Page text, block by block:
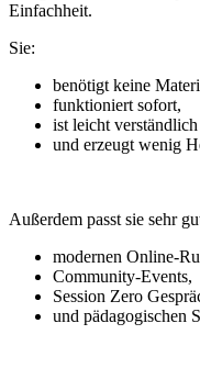
Einfachheit.
Sie:
benötigt keine
funktioniert sofort,
ist leicht verständlich
und erzeugt wenig
Außerdem passt sie sehr
modernen Online-
Community-Events,
Session Zero
und pädagogischen